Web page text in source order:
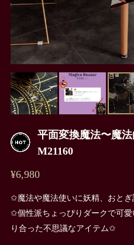
平面変換魔法〜魔
M21160
¥6,980
✩魔法や魔法使いに妖精、おと
✩個性派ちょっぴりダークで可
り合った不思議なアイテム✩